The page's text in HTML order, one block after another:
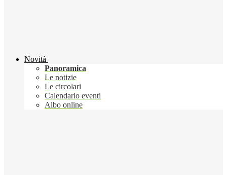
Novità
Panoramica
Le notizie
Le circolari
Calendario eventi
Albo online